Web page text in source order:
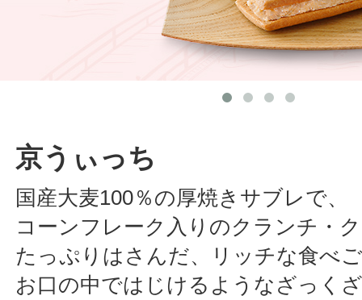
京うぃっち
国産大麦100％の厚焼きサブレで、
コーンフレーク入りのクランチ・
たっぷりはさんだ、リッチな食べ
お口の中ではじけるようなざっく